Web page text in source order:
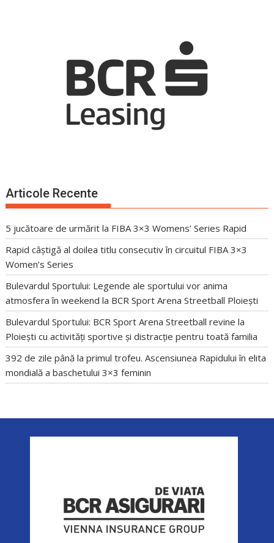
Articole Recente
5 jucătoare de urmărit la FIBA 3×3 Womens’ Series Rapid
Rapid câștigă al doilea titlu consecutiv în circuitul FIBA 3×3
Women’s Series
Bulevardul Sportului: Legende ale sportului vor anima
atmosfera în weekend la BCR Sport Arena Streetball Ploiești
Bulevardul Sportului: BCR Sport Arena Streetball revine la
Ploiești cu activități sportive și distracție pentru toată familia
392 de zile până la primul trofeu. Ascensiunea Rapidului în elita
mondială a baschetului 3×3 feminin